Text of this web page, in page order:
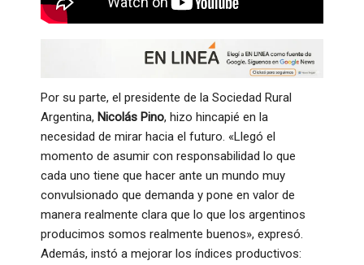
Por su parte, el presidente de la Sociedad Rural
Argentina, Nicolás Pino, hizo hincapié en la
necesidad de mirar hacia el futuro. «Llegó el
momento de asumir con responsabilidad lo que
cada uno tiene que hacer ante un mundo muy
convulsionado que demanda y pone en valor de
manera realmente clara que lo que los argentinos
producimos somos realmente buenos», expresó.
Además, instó a mejorar los índices productivos: